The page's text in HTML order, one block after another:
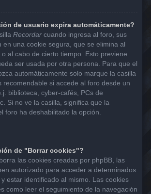
de usuario expira automáticamente?
Recordar cuando ingresa al foro, sus
en una cookie segura, que se elimina al
al cabo de cierto tiempo. Esto previene
ser usada por otra persona. Para que el
automáticamente solo marque la casilla
recomendable si accede al foro desde un
biblioteca, cyber-cafés, PCs de
Si no ve la casilla, significa que la
foro ha deshabilitado la opción.
de "Borrar cookies"?
las cookies creadas por phpBB, las
autorizado para acceder a determinados
estar identificado al mismo. Las cookies
como leer el seguimiento de la navegación